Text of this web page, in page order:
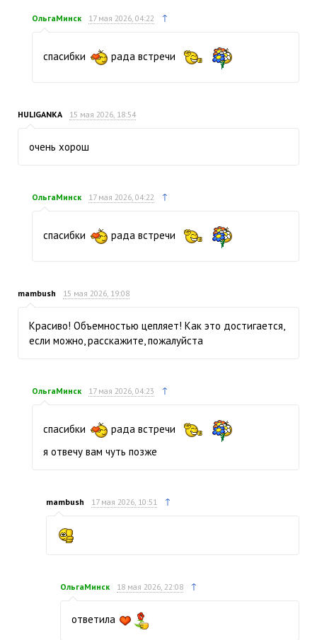
ОльгаМинск 17 мая 2026, 04:22 ↑
спасибки рада встречи
HULIGANKA 15 мая 2026, 18:54
очень хорош
ОльгаМинск 17 мая 2026, 04:22 ↑
спасибки рада встречи
mambush 15 мая 2026, 19:08
Красиво! Объемностью цепляет! Как это достигается,
если можно, расскажите, пожалуйста
ОльгаМинск 17 мая 2026, 04:23 ↑
спасибки
рада встречи
я отвечу вам чуть позже
mambush 17 мая 2026, 10:51 ↑
ОльгаМинск 18 мая 2026, 22:08 ↑
ответила